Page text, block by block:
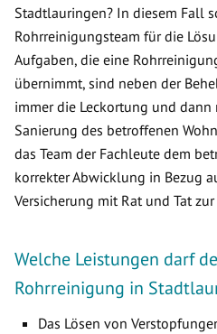
Stadtlauringen? In diesem Fall
Rohrreinigungsteam für die
Aufgaben, die eine
übernimmt, sind neben der
immer die Leckortung und
Sanierung des betroffenen
das Team der Fachleute dem
korrekter Abwicklung in Bezug
Versicherung mit Rat und Tat
Welche Leistungen darf
Rohrreinigung in
Das Lösen von